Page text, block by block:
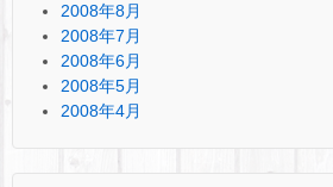
2008年8月
2008年7月
2008年6月
2008年5月
2008年4月